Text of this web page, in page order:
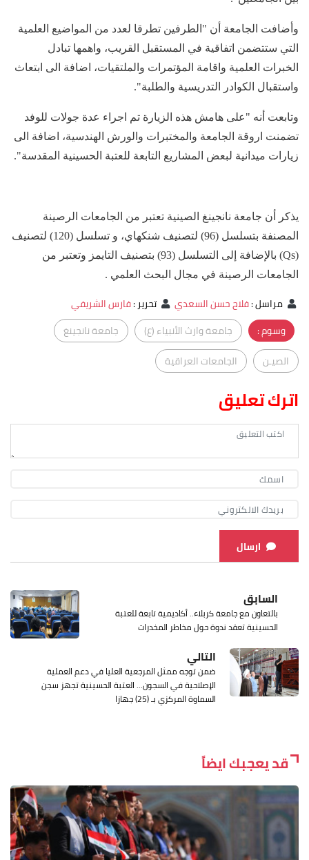
وأضافت الجامعة أن "الطرفين تطرقا لعدد من المواضيع العلمية
التي ستتضمن اتفاقية في المستقبل القريب، واهمها تبادل
الخبرات العلمية واقامة المؤتمرات والملتقيات، اضافة الى ابتعاث
واستقبال الكوادر التدريسية والطلبة".
وتابعت أنه "على هامش هذه الزيارة تم اجراء عدة جولات للوفد
تضمنت اروقة الجامعة والمختبرات والورش الهندسية، اضافة الى
زيارات ميدانية لبعض المشاريع التابعة للعتبة الحسينية المقدسة".
يذكر أن جامعة نانجينغ الصينية تعتبر من الجامعات الرصينة
المصنفة بتسلسل (96) لتصنيف شنكهاي، و تسلسل (120) لتصنيف
(Qs) بالإضافة إلى التسلسل (93) بتصنيف التايمز وتعتبر من
الجامعات الرصينة في مجال البحث العلمي .
مراسل:فلاح حسن السعدي تحرير:فارس الشريفي
وسوم :
جامعة وارث الأنبياء (ع)
جامعة نانجينغ
الصيـن
الجامعات العراقية
اترك تعليق
ارسال
السابق
بالتعاون مع جامعة كربلاء.. أكاديمية تابعة للعتبة
الحسينية تعقد ندوة حول مخاطر المخدرات
التالي
ضمن توجه ممثل المرجعية العليا في دعم العملية
الإصلاحية في السجون... العتبة الحسينية تجهز سجن
السماوة المركزي بـ (25) جهازا
قد يعجبك ايضاً